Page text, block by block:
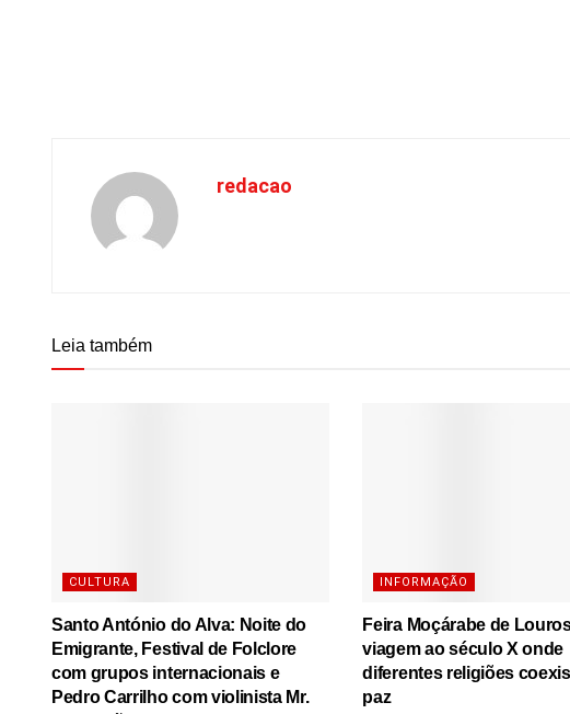
redacao
Leia também
CULTURA
Santo António do Alva: Noite do
Emigrante, Festival de Folclore
com grupos internacionais e
Pedro Carrilho com violinista Mr.
INFORMAÇÃO
Feira Moçárabe de
viagem ao século X onde
diferentes religiões
paz